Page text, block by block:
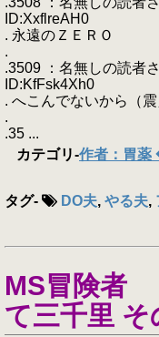
ID:XxflreAH0
. 永遠のＺＥＲＯ
.
.3509 ：名無しの読者
ID:KfFsk4Xh0
. へこんでないから（震
.
.35 ...
カテゴリ-作者：胃
タグ- DO夫, やる夫,
MS冒険者
て三千里 そ